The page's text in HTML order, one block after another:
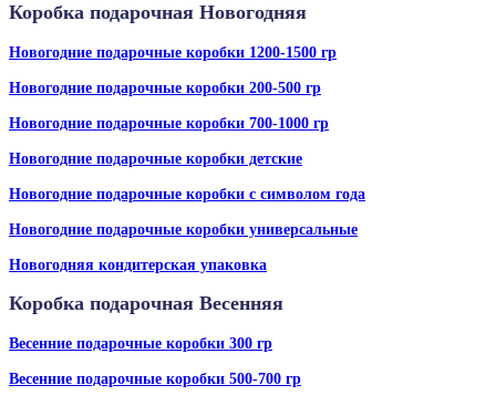
Коробка подарочная Новогодняя
Новогодние подарочные коробки 1200-1500 гр
Новогодние подарочные коробки 200-500 гр
Новогодние подарочные коробки 700-1000 гр
Новогодние подарочные коробки детские
Новогодние подарочные коробки с символом года
Новогодние подарочные коробки универсальные
Новогодняя кондитерская упаковка
Коробка подарочная Весенняя
Весенние подарочные коробки 300 гр
Весенние подарочные коробки 500-700 гр